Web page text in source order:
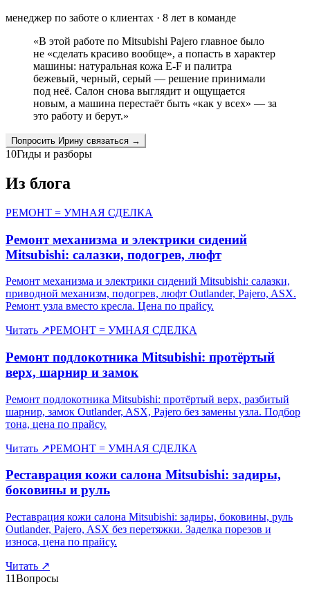
менеджер по заботе о клиентах · 8 лет в команде
«В этой работе по Mitsubishi Pajero главное было
не «сделать красиво вообще», а попасть в характер
машины: натуральная кожа E-F и палитра
бежевый, черный, серый — решение принимали
под неё. Салон снова выглядит и ощущается
новым, а машина перестаёт быть «как у всех» — за
это работу и берут.»
Попросить Ирину связаться →
10Гиды и разборы
Из блога
РЕМОНТ = УМНАЯ СДЕЛКА
Ремонт механизма и электрики сидений
Mitsubishi: салазки, подогрев, люфт
Ремонт механизма и электрики сидений Mitsubishi: салазки,
приводной механизм, подогрев, люфт Outlander, Pajero, ASX.
Ремонт узла вместо кресла. Цена по прайсу.
Читать ↗РЕМОНТ = УМНАЯ СДЕЛКА
Ремонт подлокотника Mitsubishi: протёртый
верх, шарнир и замок
Ремонт подлокотника Mitsubishi: протёртый верх, разбитый
шарнир, замок Outlander, ASX, Pajero без замены узла. Подбор
тона, цена по прайсу.
Читать ↗РЕМОНТ = УМНАЯ СДЕЛКА
Реставрация кожи салона Mitsubishi: задиры,
боковины и руль
Реставрация кожи салона Mitsubishi: задиры, боковины, руль
Outlander, Pajero, ASX без перетяжки. Заделка порезов и
износа, цена по прайсу.
Читать ↗
11Вопросы